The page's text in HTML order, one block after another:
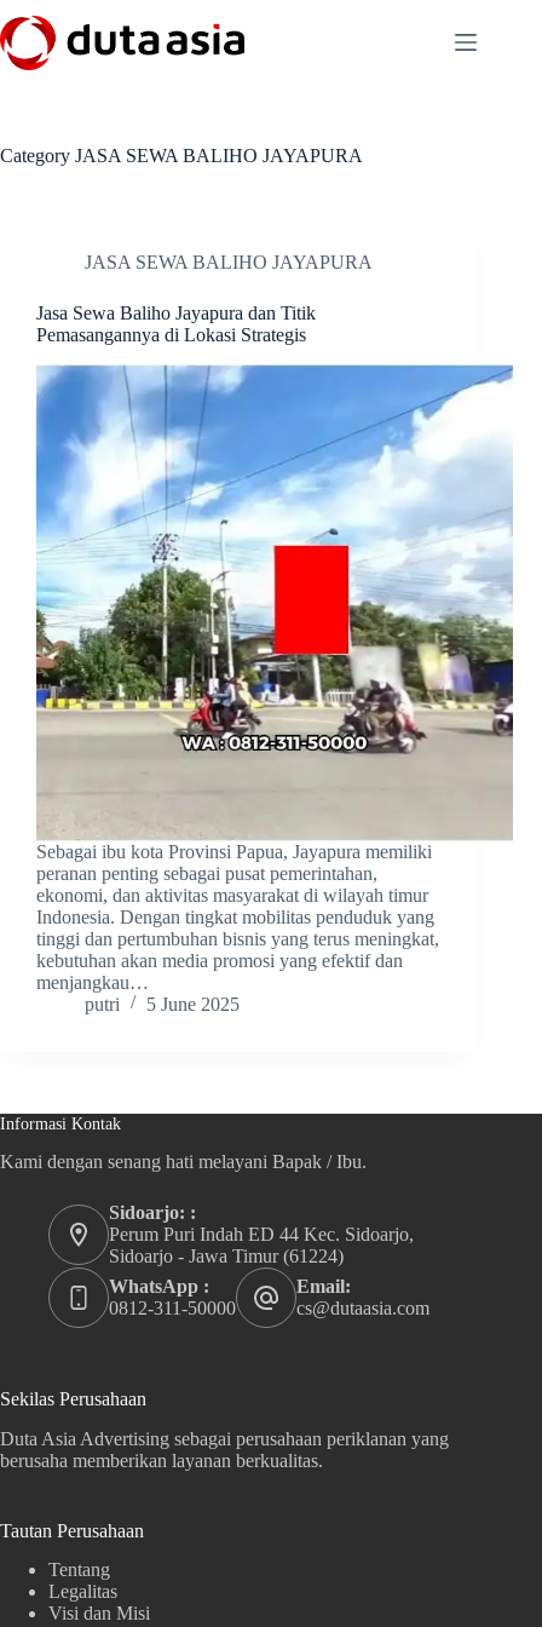
to
content
Category JASA SEWA BALIHO JAYAPURA
JASA SEWA BALIHO JAYAPURA
Jasa Sewa Baliho Jayapura dan Titik
Pemasangannya di Lokasi Strategis
Sebagai ibu kota Provinsi Papua, Jayapura memiliki
peranan penting sebagai pusat pemerintahan,
ekonomi, dan aktivitas masyarakat di wilayah timur
Indonesia. Dengan tingkat mobilitas penduduk yang
tinggi dan pertumbuhan bisnis yang terus meningkat,
kebutuhan akan media promosi yang efektif dan
menjangkau…
putri
5 June 2025
Informasi Kontak
Kami dengan senang hati melayani Bapak / Ibu.
Sidoarjo: :
Perum Puri Indah ED 44 Kec. Sidoarjo,
Sidoarjo - Jawa Timur (61224)
WhatsApp :
0812-311-50000
Email:
cs@dutaasia.com
Sekilas Perusahaan
Duta Asia Advertising sebagai perusahaan periklanan yang
berusaha memberikan layanan berkualitas.
Tautan Perusahaan
Tentang
Legalitas
Visi dan Misi